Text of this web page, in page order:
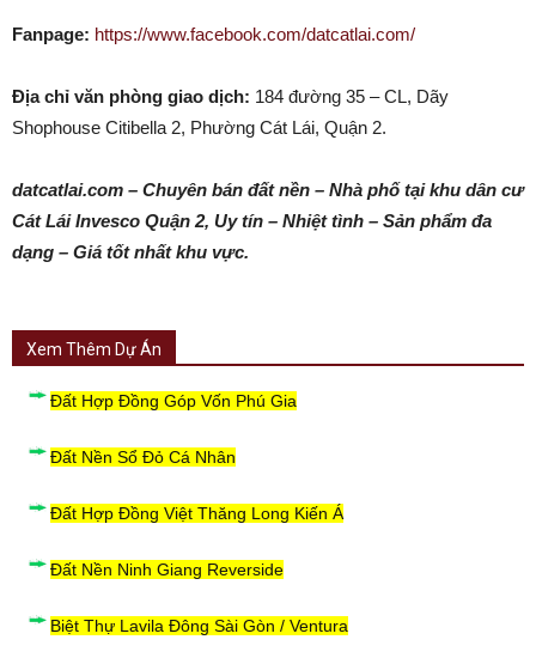
Fanpage: https://www.facebook.com/datcatlai.com/
Địa chỉ văn phòng giao dịch: 184 đường 35 – CL, Dãy
Shophouse Citibella 2, Phường Cát Lái, Quận 2.
datcatlai.com – Chuyên bán đất nền – Nhà phố tại khu dân cư
Cát Lái Invesco Quận 2, Uy tín – Nhiệt tình – Sản phẩm đa
dạng – Giá tốt nhất khu vực.
Xem Thêm Dự Án
Đất Hợp Đồng Góp Vốn Phú Gia
Đất Nền Sổ Đỏ Cá Nhân
Đất Hợp Đồng Việt Thăng Long Kiến Á
Đất Nền Ninh Giang Reverside
Biệt Thự Lavila Đông Sài Gòn / Ventura